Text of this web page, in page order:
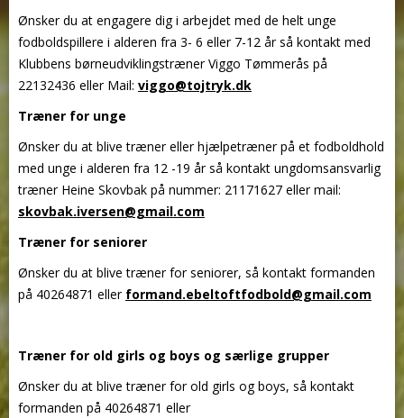
Ønsker du at engagere dig i arbejdet med de helt unge
fodboldspillere i alderen fra 3- 6 eller 7-12 år så kontakt med
Klubbens børneudviklingstræner Viggo Tømmerås på
22132436 eller Mail: viggo@tojtryk.dk
Træner for unge
Ønsker du at blive træner eller hjælpetræner på et fodboldhold
med unge i alderen fra 12 -19 år så kontakt ungdomsansvarlig
træner Heine Skovbak på nummer: 21171627 eller mail:
skovbak.iversen@gmail.com
Træner for seniorer
Ønsker du at blive træner for seniorer, så kontakt formanden
på 40264871 eller formand.ebeltoftfodbold@gmail.com
Træner for old girls og boys og særlige grupper
Ønsker du at blive træner for old girls og boys, så kontakt
formanden på 40264871 eller